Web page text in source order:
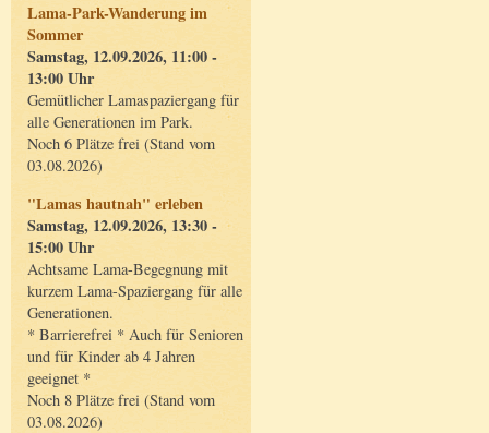
Lama-Park-Wanderung im
Sommer
Samstag, 12.09.2026, 11:00 -
13:00 Uhr
Gemütlicher Lamaspaziergang für
alle Generationen im Park.
Noch 6 Plätze frei (Stand vom
03.08.2026)
"Lamas hautnah" erleben
Samstag, 12.09.2026, 13:30 -
15:00 Uhr
Achtsame Lama-Begegnung mit
kurzem Lama-Spaziergang für alle
Generationen.
* Barrierefrei * Auch für Senioren
und für Kinder ab 4 Jahren
geeignet *
Noch 8 Plätze frei (Stand vom
03.08.2026)